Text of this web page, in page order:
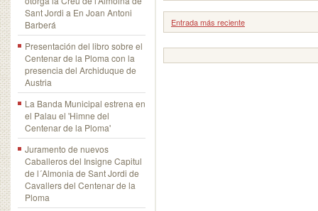
Sant Jordi a En Joan Antoni
Barberá
Presentación del libro sobre el
Centenar de la Ploma con la
presencia del Archiduque de
Austria
La Banda Municipal estrena en
el Palau el 'Himne del
Centenar de la Ploma'
Juramento de nuevos
Caballeros del Insigne Capitul
de l´Almonia de Sant Jordi de
Cavallers del Centenar de la
Ploma
Entrada más reciente